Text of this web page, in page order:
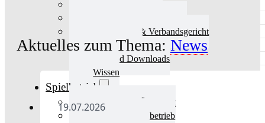
Ausschüsse & Verbandsgericht
Kinderschutz
Verband Downloads
Wissen
Spielbetrieb
Spielbetrieb Übersicht
Aktuelles Spielbetrieb
Aktuelles zum Thema: News
19.07.2026